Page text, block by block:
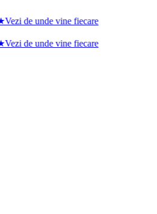
Vezi de unde vine fiecare
Vezi de unde vine fiecare